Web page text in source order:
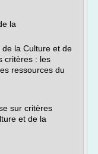
la
la Culture et de
critères : les
ressources du
sur critères
et de la